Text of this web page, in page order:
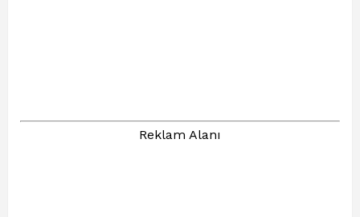
Reklam Alanı